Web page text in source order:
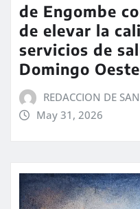
de Engombe
de elevar la
servicios de
Domingo Oeste
REDACCION DE
May 31, 2026